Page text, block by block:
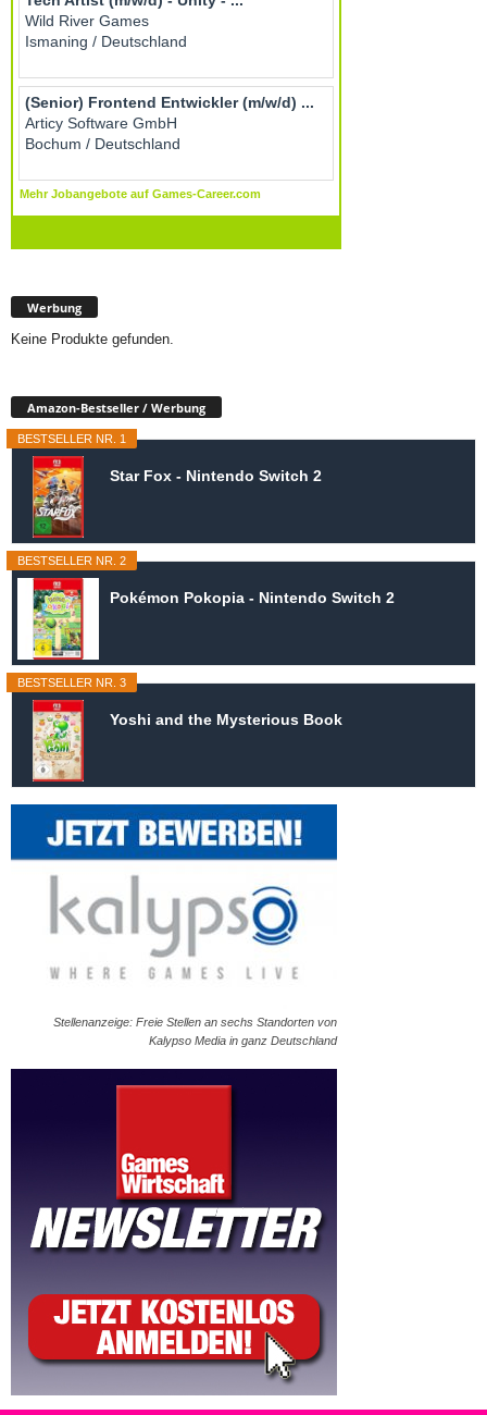
Werbung
Keine Produkte gefunden.
Amazon-Bestseller / Werbung
BESTSELLER NR. 1
Star Fox - Nintendo Switch 2
BESTSELLER NR. 2
Pokémon Pokopia - Nintendo Switch 2
BESTSELLER NR. 3
Yoshi and the Mysterious Book
Stellenanzeige: Freie Stellen an sechs Standorten von
Kalypso Media in ganz Deutschland